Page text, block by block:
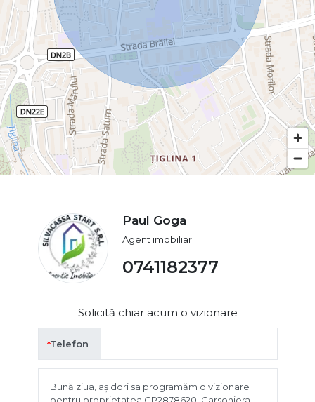
Paul Goga
Agent imobiliar
0741182377
Solicită chiar acum o vizionare
Telefon